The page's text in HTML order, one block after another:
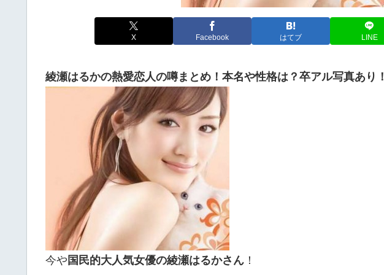
X Facebook はてブ LINE
綾瀬はるかの熱愛恋人の噂まとめ！本名や性格は？卒アル写真あり！
今や 国民的大人気女優の綾瀬はるかさん ！